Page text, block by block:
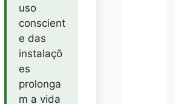
uso
conscient
e das
instalaçõ
es
prolonga
m a vida